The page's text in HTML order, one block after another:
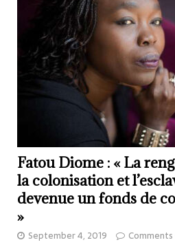
Fatou Diome : « La
la colonisation et
devenue un fonds de
»
September 4, 2019